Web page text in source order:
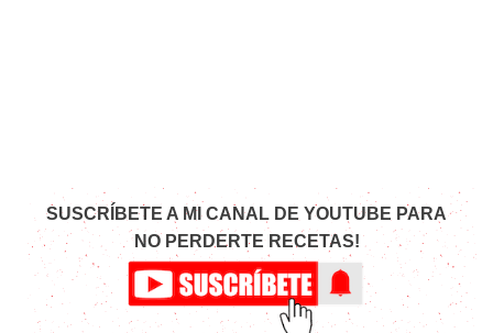
SUSCRÍBETE A MI CANAL DE YOUTUBE PARA
NO PERDERTE RECETAS!